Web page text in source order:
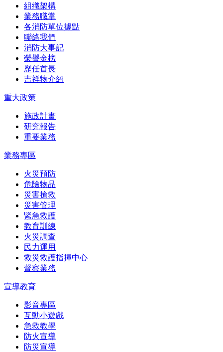
組織架構
業務職掌
各消防單位據點
聯絡我們
消防大事記
榮譽金榜
歷任首長
吉祥物介紹
重大政策
施政計畫
研究報告
重要業務
業務專區
火災預防
危險物品
災害搶救
災害管理
緊急救護
教育訓練
火災調查
民力運用
救災救護指揮中心
督察業務
宣導教育
影音專區
互動小遊戲
急救教學
防火宣導
防災宣導